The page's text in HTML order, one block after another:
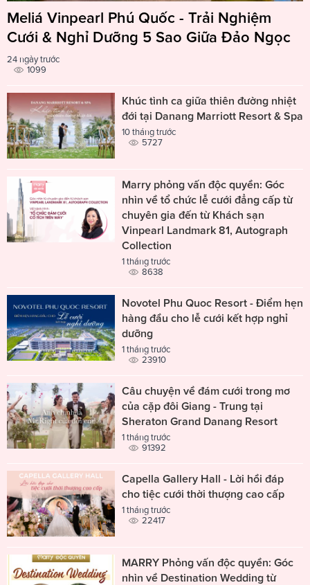
Meliá Vinpearl Phú Quốc - Trải Nghiệm
Cưới & Nghỉ Dưỡng 5 Sao Giữa Đảo Ngọc
24 ngày trước
1099
Khúc tình ca giữa thiên đường nhiệt
đới tại Danang Marriott Resort & Spa
10 tháng trước
5727
Marry phỏng vấn độc quyền: Góc
nhìn về tổ chức lễ cưới đẳng cấp từ
chuyên gia đến từ Khách sạn
Vinpearl Landmark 81, Autograph
Collection
1 tháng trước
8638
Novotel Phu Quoc Resort - Điểm hẹn
hàng đầu cho lễ cưới kết hợp nghỉ
dưỡng
1 tháng trước
23910
Câu chuyện về đám cưới trong mơ
của cặp đôi Giang - Trung tại
Sheraton Grand Danang Resort
1 tháng trước
91392
Capella Gallery Hall - Lời hồi đáp
cho tiệc cưới thời thượng cao cấp
1 tháng trước
22417
MARRY Phỏng vấn độc quyền: Góc
nhìn về Destination Wedding từ